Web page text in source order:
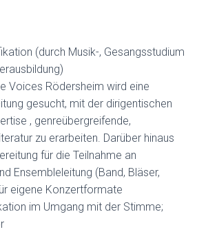
(durch Musik-, Gesangsstudium
Voices Rödersheim wird eine
gesucht, mit der dirigentischen
, genreübergreifende,
zu erarbeiten. Darüber hinaus
für die Teilnahme an
Ensembleleitung (Band, Bläser,
eigene Konzertformate
im Umgang mit der Stimme;